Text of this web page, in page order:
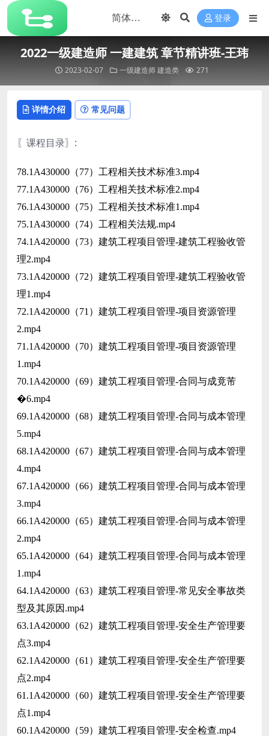
登录
2022一级建造师 一建建筑 章节精讲班-王玮
2023-02-07 一级建造师建造类 271
详情介绍 常见问题
〖课程目录〗 :
78.1A430000（77）工程相关技术标准3.mp4
77.1A430000（76）工程相关技术标准2.mp4
76.1A430000（75）工程相关技术标准1.mp4
75.1A430000（74）工程相关法规.mp4
74.1A420000（73）建筑工程项目管理-建筑工程验收管
理2.mp4
73.1A420000（72）建筑工程项目管理-建筑工程验收管
理1.mp4
72.1A420000（71）建筑工程项目管理-项目资源管理
2.mp4
71.1A420000（70）建筑工程项目管理-项目资源管理
1.mp4
70.1A420000（69）建筑工程项目管理-合同与成竟芾
�6.mp4
69.1A420000（68）建筑工程项目管理-合同与成本管理
5.mp4
68.1A420000（67）建筑工程项目管理-合同与成本管理
4.mp4
67.1A420000（66）建筑工程项目管理-合同与成本管理
3.mp4
66.1A420000（65）建筑工程项目管理-合同与成本管理
2.mp4
65.1A420000（64）建筑工程项目管理-合同与成本管理
1.mp4
64.1A420000（63）建筑工程项目管理-常见安全事故类
型及其原因.mp4
63.1A420000（62）建筑工程项目管理-安全生产管理要
点3.mp4
62.1A420000（61）建筑工程项目管理-安全生产管理要
点2.mp4
61.1A420000（60）建筑工程项目管理-安全生产管理要
点1.mp4
60.1A420000（59）建筑工程项目管理-安全检查.mp4